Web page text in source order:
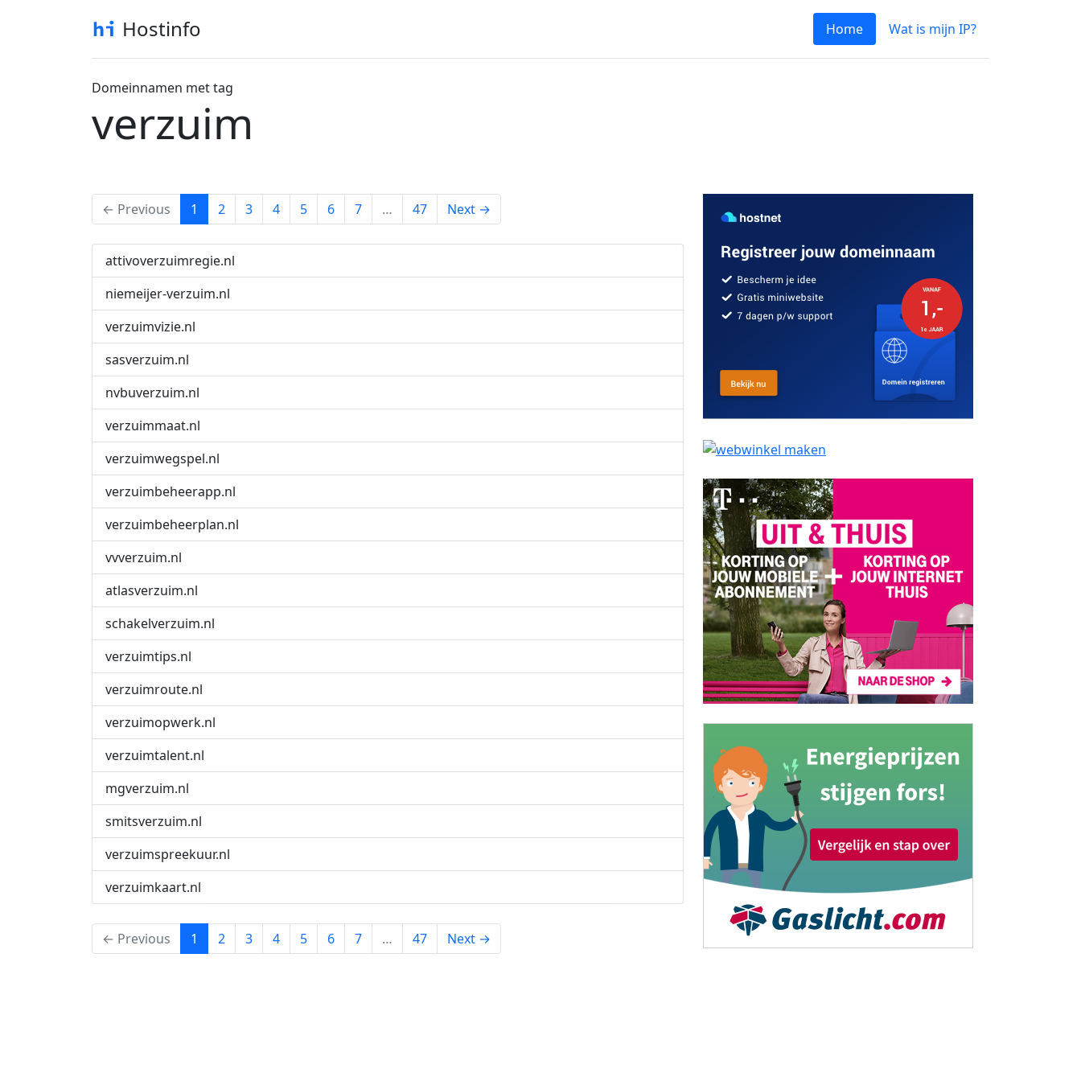
Hostinfo Home Wat is mijn IP?
Domeinnamen met tag
verzuim
← Previous 1 (current)
2 3 4 5 6 7 … 47 Next →
attivoverzuimregie.nl
niemeijer-verzuim.nl
verzuimvizie.nl
sasverzuim.nl
nvbuverzuim.nl
verzuimmaat.nl
verzuimwegspel.nl
verzuimbeheerapp.nl
verzuimbeheerplan.nl
vvverzuim.nl
atlasverzuim.nl
schakelverzuim.nl
verzuimtips.nl
verzuimroute.nl
verzuimopwerk.nl
verzuimtalent.nl
mgverzuim.nl
smitsverzuim.nl
verzuimspreekuur.nl
verzuimkaart.nl
← Previous 1 (current)
2 3 4 5 6 7 … 47 Next →